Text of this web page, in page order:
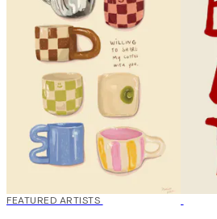
40%*
FEATURED ARTISTS